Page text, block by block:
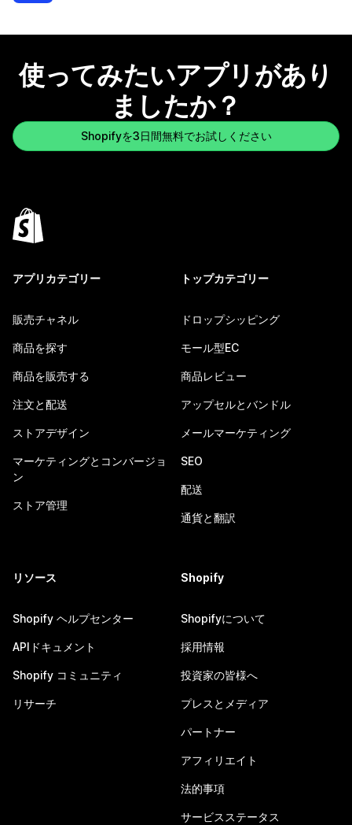
使ってみたいアプリがあり
ましたか？
Shopifyを3日間無料でお試しください
アプリカテゴリー
販売チャネル
商品を探す
商品を販売する
注文と配送
ストアデザイン
マーケティングとコンバージョ
ン
ストア管理
トップカテゴリー
ドロップシッピング
モール型EC
商品レビュー
アップセルとバンドル
メールマーケティング
SEO
配送
通貨と翻訳
リソース
Shopify ヘルプセンター
APIドキュメント
Shopify コミュニティ
リサーチ
Shopify
Shopifyについて
採用情報
投資家の皆様へ
プレスとメディア
パートナー
アフィリエイト
法的事項
サービスステータス